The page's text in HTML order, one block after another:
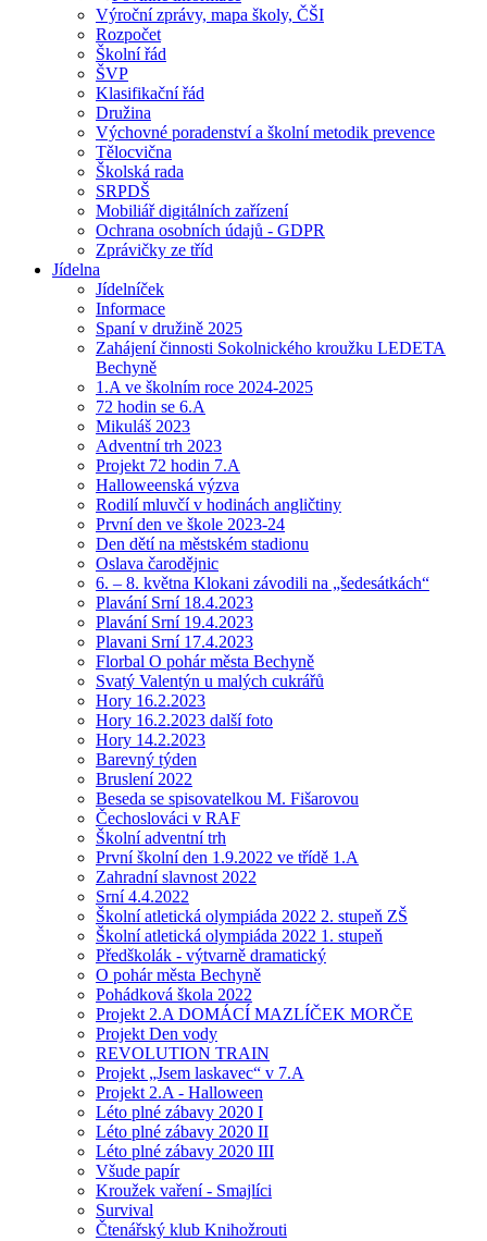
Výroční zprávy, mapa školy, ČŠI
Rozpočet
Školní řád
ŠVP
Klasifikační řád
Družina
Výchovné poradenství a školní metodik prevence
Tělocvična
Školská rada
SRPDŠ
Mobiliář digitálních zařízení
Ochrana osobních údajů - GDPR
Zprávičky ze tříd
Jídelna
Jídelníček
Informace
Spaní v družině 2025
Zahájení činnosti Sokolnického kroužku LEDETA
Bechyně
1.A ve školním roce 2024-2025
72 hodin se 6.A
Mikuláš 2023
Adventní trh 2023
Projekt 72 hodin 7.A
Halloweenská výzva
Rodilí mluvčí v hodinách angličtiny
První den ve škole 2023-24
Den dětí na městském stadionu
Oslava čarodějnic
6. – 8. května Klokani závodili na „šedesátkách“
Plavání Srní 18.4.2023
Plavání Srní 19.4.2023
Plavani Srní 17.4.2023
Florbal O pohár města Bechyně
Svatý Valentýn u malých cukrářů
Hory 16.2.2023
Hory 16.2.2023 další foto
Hory 14.2.2023
Barevný týden
Bruslení 2022
Beseda se spisovatelkou M. Fišarovou
Čechoslováci v RAF
Školní adventní trh
První školní den 1.9.2022 ve třídě 1.A
Zahradní slavnost 2022
Srní 4.4.2022
Školní atletická olympiáda 2022 2. stupeň ZŠ
Školní atletická olympiáda 2022 1. stupeň
Předškolák - výtvarně dramatický
O pohár města Bechyně
Pohádková škola 2022
Projekt 2.A DOMÁCÍ MAZLÍČEK MORČE
Projekt Den vody
REVOLUTION TRAIN
Projekt „Jsem laskavec“ v 7.A
Projekt 2.A - Halloween
Léto plné zábavy 2020 I
Léto plné zábavy 2020 II
Léto plné zábavy 2020 III
Všude papír
Kroužek vaření - Smajlíci
Survival
Čtenářský klub Knihožrouti